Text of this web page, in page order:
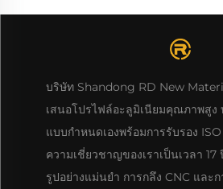
บริษัท Shandong RD New
เสนอโปรไฟล์อะลูมิเนียมคุณภาพสู
แบบกำหนดเองพร้อมการรับรอง
ความเชี่ยวชาญของเราเป็นเวลา
รูปอย่างแม่นยำ การกลึง CNC และ